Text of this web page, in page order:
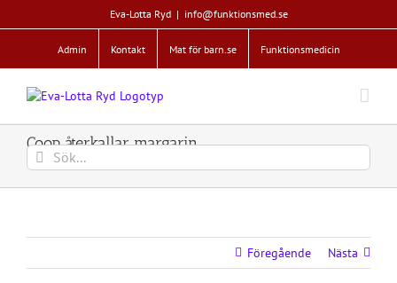
till
Eva-Lotta Ryd | info@funktionsmed.se
Admin Kontakt Mat för barn.se Funktionsmedicin
Coop återkallar margarin
Sök
efter:
Föregående Nästa